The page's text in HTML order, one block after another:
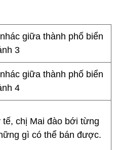
chị Mai đào bới từng
gì có thể bán được.